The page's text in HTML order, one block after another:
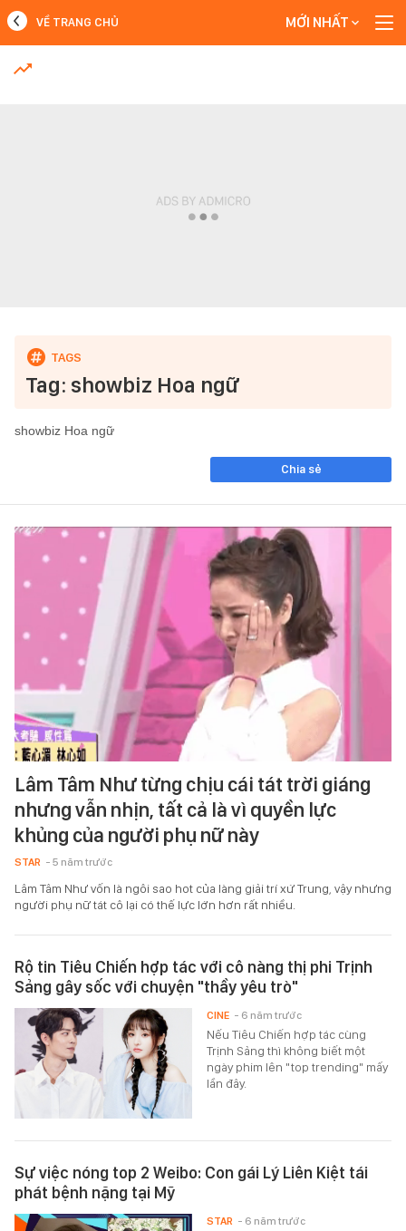
MỚI NHẤT
VỀ TRANG CHỦ MỚI NHẤT
Tag: showbiz Hoa ngữ
showbiz Hoa ngữ
Chia sẻ
Lâm Tâm Như từng chịu cái tát trời giáng
nhưng vẫn nhịn, tất cả là vì quyền lực
khủng của người phụ nữ này
STAR - 5 năm trước
Lâm Tâm Như vốn là ngôi sao hot của làng giải trí xứ Trung, vậy nhưng
người phụ nữ tát cô lại có thế lực lớn hơn rất nhiều.
Rộ tin Tiêu Chiến hợp tác với cô nàng thị phi Trịnh
Sảng gây sốc với chuyện "thầy yêu trò"
Nếu Tiêu Chiến hợp tác cùng
Trịnh Sảng thì không biết một
ngày phim lên "top trending" mấy
lần đây.
CINE - 6 năm trước
Sự việc nóng top 2 Weibo: Con gái Lý Liên Kiệt tái
phát bệnh nặng tại Mỹ
STAR - 6 năm trước